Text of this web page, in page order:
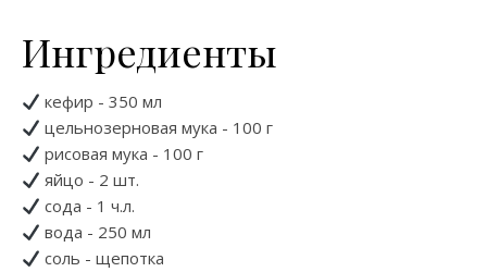
Ингредиенты
кефир - 350 мл
цельнозерновая мука - 100 г
рисовая мука - 100 г
яйцо - 2 шт.
сода - 1 ч.л.
вода - 250 мл
соль - щепотка